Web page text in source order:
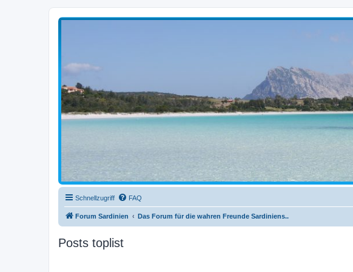
Schnellzugriff FAQ
Forum Sardinien Das Forum für die wahren Freunde Sardiniens..
Posts toplist